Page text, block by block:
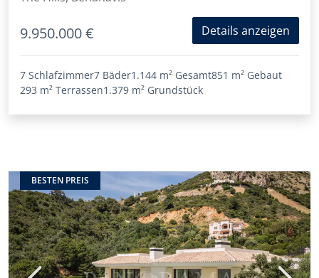
9.950.000 € Details anzeigen
7 Schlafzimmer7 Bäder1.144 m² Gesamt851 m² Gebaut
293 m² Terrassen1.379 m² Grundstück
BESTEN PREIS